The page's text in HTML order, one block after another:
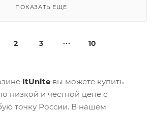
ПОКАЗАТЬ ЕЩЕ
2 3 10
ItUnite вы можете купить
низкой и честной цене с
точку России. В нашем